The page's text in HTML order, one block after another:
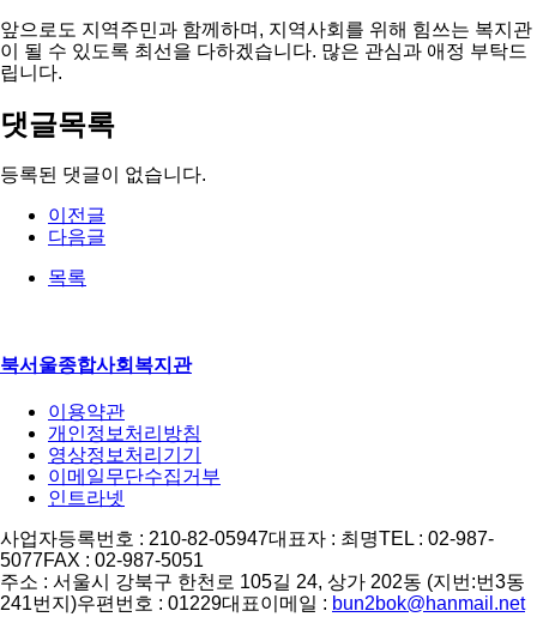
앞으로도 지역주민과 함께하며, 지역사회를 위해 힘쓰는 복지관
이 될 수 있도록 최선을 다하겠습니다. 많은 관심과 애정 부탁드
립니다.
댓글목록
등록된 댓글이 없습니다.
이전글
다음글
목록
북서울종합사회복지관
이용약관
개인정보처리방침
영상정보처리기기
이메일무단수집거부
인트라넷
사업자등록번호 : 210-82-05947대표자 : 최명TEL : 02-987-
5077FAX : 02-987-5051
주소 : 서울시 강북구 한천로 105길 24, 상가 202동 (지번:번3동
241번지)우편번호 : 01229대표이메일 : bun2bok@hanmail.net